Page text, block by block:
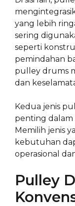
yang lebih
sering
seperti
pemindahan
pulley drums
dan
Kedua jenis
penting dalam
Memilih jenis
kebutuhan
operasional
Pulley